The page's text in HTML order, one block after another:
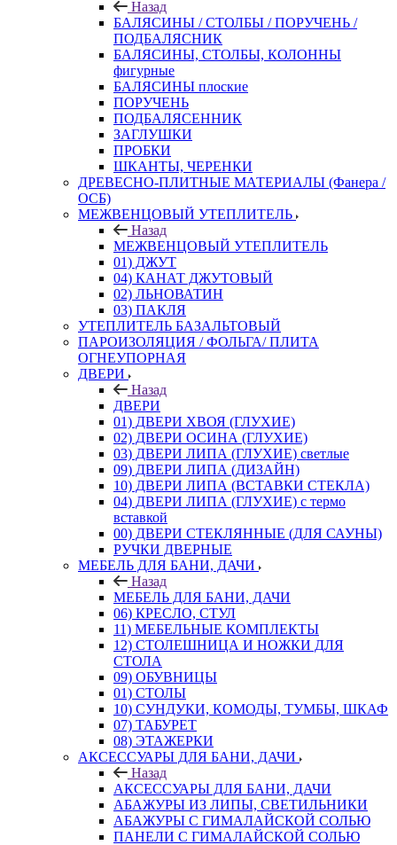
Назад
БАЛЯСИНЫ / СТОЛБЫ / ПОРУЧЕНЬ /
ПОДБАЛЯСНИК
БАЛЯСИНЫ, СТОЛБЫ, КОЛОННЫ
фигурные
БАЛЯСИНЫ плоские
ПОРУЧЕНЬ
ПОДБАЛЯСЕННИК
ЗАГЛУШКИ
ПРОБКИ
ШКАНТЫ, ЧЕРЕНКИ
ДРЕВЕСНО-ПЛИТНЫЕ МАТЕРИАЛЫ (Фанера /
ОСБ)
МЕЖВЕНЦОВЫЙ УТЕПЛИТЕЛЬ
Назад
МЕЖВЕНЦОВЫЙ УТЕПЛИТЕЛЬ
01) ДЖУТ
04) КАНАТ ДЖУТОВЫЙ
02) ЛЬНОВАТИН
03) ПАКЛЯ
УТЕПЛИТЕЛЬ БАЗАЛЬТОВЫЙ
ПАРОИЗОЛЯЦИЯ / ФОЛЬГА/ ПЛИТА
ОГНЕУПОРНАЯ
ДВЕРИ
Назад
ДВЕРИ
01) ДВЕРИ ХВОЯ (ГЛУХИЕ)
02) ДВЕРИ ОСИНА (ГЛУХИЕ)
03) ДВЕРИ ЛИПА (ГЛУХИЕ) светлые
09) ДВЕРИ ЛИПА (ДИЗАЙН)
10) ДВЕРИ ЛИПА (ВСТАВКИ СТЕКЛА)
04) ДВЕРИ ЛИПА (ГЛУХИЕ) с термо
вставкой
00) ДВЕРИ СТЕКЛЯННЫЕ (ДЛЯ САУНЫ)
РУЧКИ ДВЕРНЫЕ
МЕБЕЛЬ ДЛЯ БАНИ, ДАЧИ
Назад
МЕБЕЛЬ ДЛЯ БАНИ, ДАЧИ
06) КРЕСЛО, СТУЛ
11) МЕБЕЛЬНЫЕ КОМПЛЕКТЫ
12) СТОЛЕШНИЦА И НОЖКИ ДЛЯ
СТОЛА
09) ОБУВНИЦЫ
01) СТОЛЫ
10) СУНДУКИ, КОМОДЫ, ТУМБЫ, ШКАФ
07) ТАБУРЕТ
08) ЭТАЖЕРКИ
АКСЕССУАРЫ ДЛЯ БАНИ, ДАЧИ
Назад
АКСЕССУАРЫ ДЛЯ БАНИ, ДАЧИ
АБАЖУРЫ ИЗ ЛИПЫ, СВЕТИЛЬНИКИ
АБАЖУРЫ С ГИМАЛАЙСКОЙ СОЛЬЮ
ПАНЕЛИ С ГИМАЛАЙСКОЙ СОЛЬЮ